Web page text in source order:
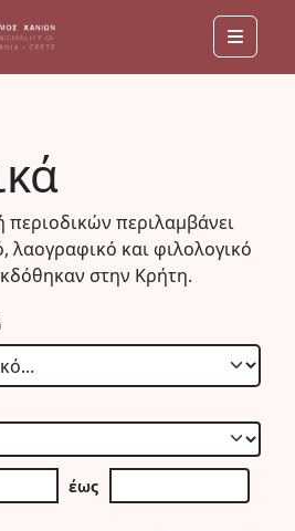
Menu
περιλαμβάνει
λαογραφικό και φιλολογικό
στην Κρήτη.
έως